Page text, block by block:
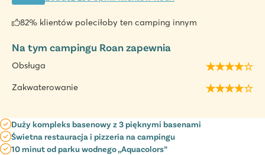
82% klientów poleciłoby ten camping innym
Na tym campingu Roan zapewnia
Obsługa
Zakwaterowanie
Duży kompleks basenowy z 3 pięknymi basenami
Świetna restauracja i pizzeria na campingu
10 minut od parku wodnego „Aquacolors”